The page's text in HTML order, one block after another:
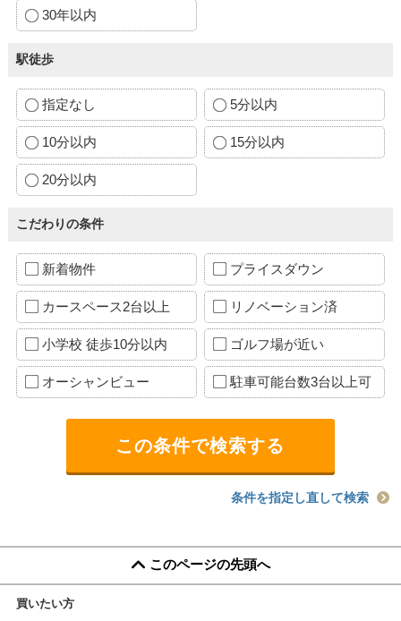
30年以内
駅徒歩
指定なし 5分以内
10分以内 15分以内
20分以内
こだわりの条件
新着物件 プライスダウン
カースペース2台以上 リノベーション済
小学校 徒歩10分以内 ゴルフ場が近い
オーシャンビュー 駐車可能台数3台以上可
条件を指定し直して検索
このページの先頭へ
買いたい方